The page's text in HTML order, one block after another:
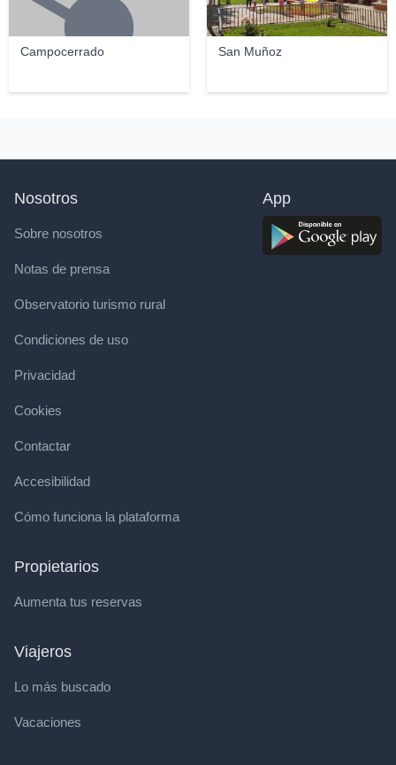
Campocerrado San Muñoz
Nosotros
Sobre nosotros
Notas de prensa
Observatorio turismo rural
Condiciones de uso
Privacidad
Cookies
Contactar
Accesibilidad
Cómo funciona la plataforma
Propietarios
Aumenta tus reservas
Viajeros
Lo más buscado
Vacaciones
App